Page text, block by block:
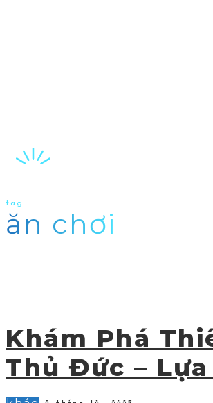
tag:
ăn chơi
Khám Phá
Thủ Đức –